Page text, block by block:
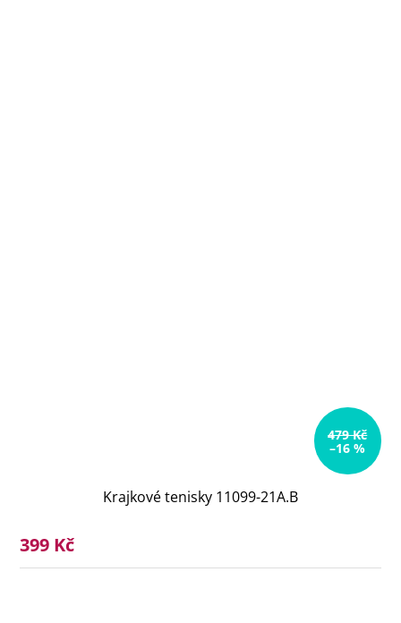
479 Kč
–16 %
Krajkové tenisky 11099-21A.B
399 Kč